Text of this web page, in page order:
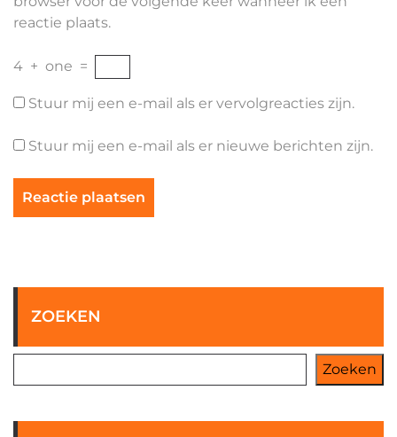
reactie plaats.
4 + one =
Stuur mij een e-mail als er vervolgreacties zijn.
Stuur mij een e-mail als er nieuwe berichten zijn.
ZOEKEN
Zoeken